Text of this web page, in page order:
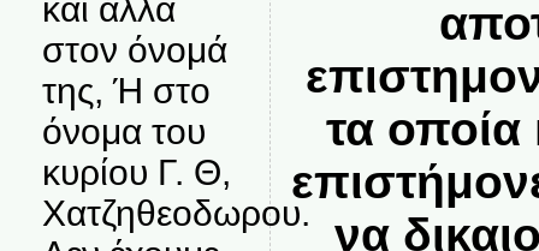
και άλλα
στον όνομά
της, Ή στο
όνομα του
κυρίου Γ. Θ,
Χατζηθεοδωρου.
τα οποία
να